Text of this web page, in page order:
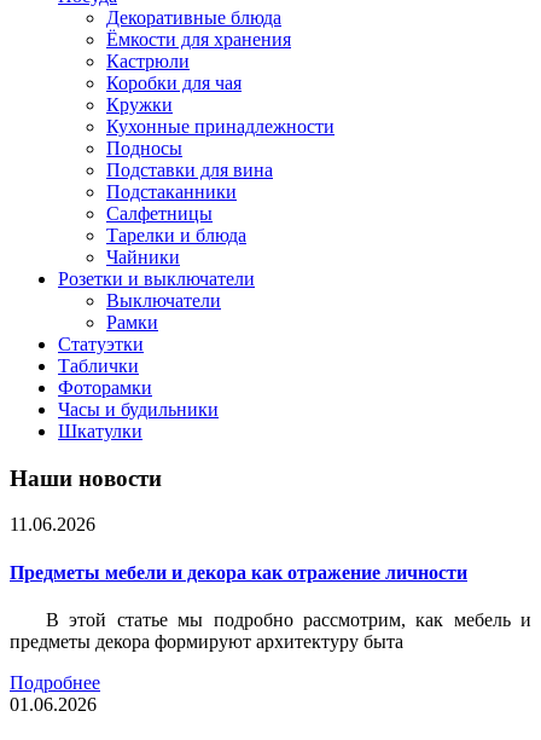
Декоративные блюда
Ёмкости для хранения
Кастрюли
Коробки для чая
Кружки
Кухонные принадлежности
Подносы
Подставки для вина
Подстаканники
Салфетницы
Тарелки и блюда
Чайники
Розетки и выключатели
Выключатели
Рамки
Статуэтки
Таблички
Фоторамки
Часы и будильники
Шкатулки
Наши новости
11.06.2026
Предметы мебели и декора как отражение личности
В этой статье мы подробно рассмотрим, как мебель и
предметы декора формируют архитектуру быта
Подробнее
01.06.2026